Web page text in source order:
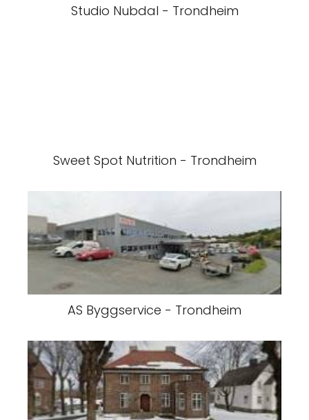
Studio Nubdal - Trondheim
Sweet Spot Nutrition - Trondheim
AS Byggservice - Trondheim